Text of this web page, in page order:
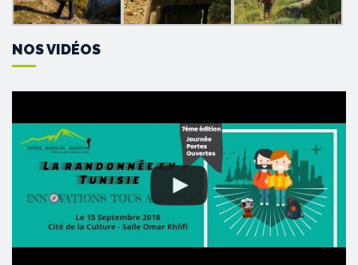
NOS VIDÉOS